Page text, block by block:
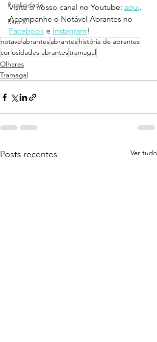
Publicidade
Raio X
Visite o nosso canal no Youtube: aqui.
Acompanhe o Notável Abrantes no
Facebook e Instagram!
notavelabrantesabranteshistória de abrantes
curiosidades abrantestramagal
Olhares
Tramagal
Posts recentes Ver tudo